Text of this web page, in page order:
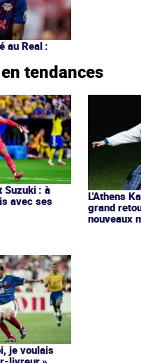
au Real :
tendances
Suzuki : à
avec ses
L'Athens
grand
nouveaux
je voulais